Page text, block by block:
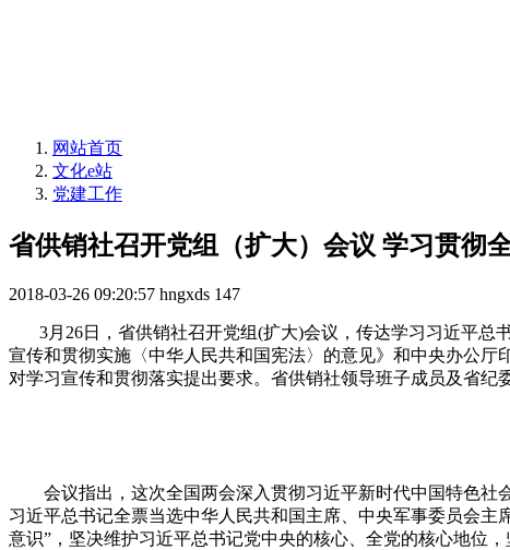
网站首页
文化e站
党建工作
省供销社召开党组（扩大）会议 学习贯彻
2018-03-26 09:20:57 hngxds 147
3月26日，省供销社召开党组(扩大)会议，传达学习习近平
宣传和贯彻实施〈中华人民共和国宪法〉的意见》和中央办公
对学习宣传和贯彻落实提出要求。省供销社领导班子成员及省纪
会议指出，这次全国两会深入贯彻习近平新时代中国特色社
习近平总书记全票当选中华人民共和国主席、中央军事委员会
意识”，坚决维护习近平总书记党中央的核心、全党的核心地位